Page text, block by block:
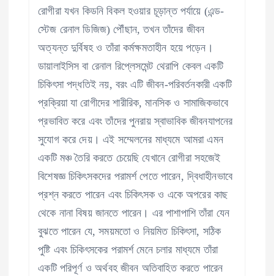
রোগীরা যখন কিডনি বিকল হওয়ার চূড়ান্ত পর্যায়ে (এন্ড-
স্টেজ রেনাল ডিজিজ) পৌঁছান, তখন তাঁদের জীবন
অত্যন্ত দুর্বিষহ ও তাঁরা কর্মক্ষমতাহীন হয়ে পড়েন।
ডায়ালাইসিস বা রেনাল রিপ্লেসমেন্ট থেরাপি কেবল একটি
চিকিৎসা পদ্ধতিই নয়, বরং এটি জীবন-পরিবর্তনকারী একটি
প্রক্রিয়া যা রোগীদের শারীরিক, মানসিক ও সামাজিকভাবে
প্রভাবিত করে এবং তাঁদের পুনরায় স্বাভাবিক জীবনযাপনের
সুযোগ করে দেয়। এই সম্মেলনের মাধ্যমে আমরা এমন
একটি মঞ্চ তৈরি করতে চেয়েছি যেখানে রোগীরা সহজেই
বিশেষজ্ঞ চিকিৎসকদের পরামর্শ পেতে পারেন, দ্বিধাহীনভাবে
প্রশ্ন করতে পারেন এবং চিকিৎসক ও একে অপরের কাছ
থেকে নানা বিষয় জানতে পারেন। এর পাশাপাশি তাঁরা যেন
বুঝতে পারেন যে, সময়মতো ও নিয়মিত চিকিৎসা, সঠিক
পুষ্টি এবং চিকিৎসকের পরামর্শ মেনে চলার মাধ্যমে তাঁরা
একটি পরিপূর্ণ ও অর্থবহ জীবন অতিবাহিত করতে পারেন